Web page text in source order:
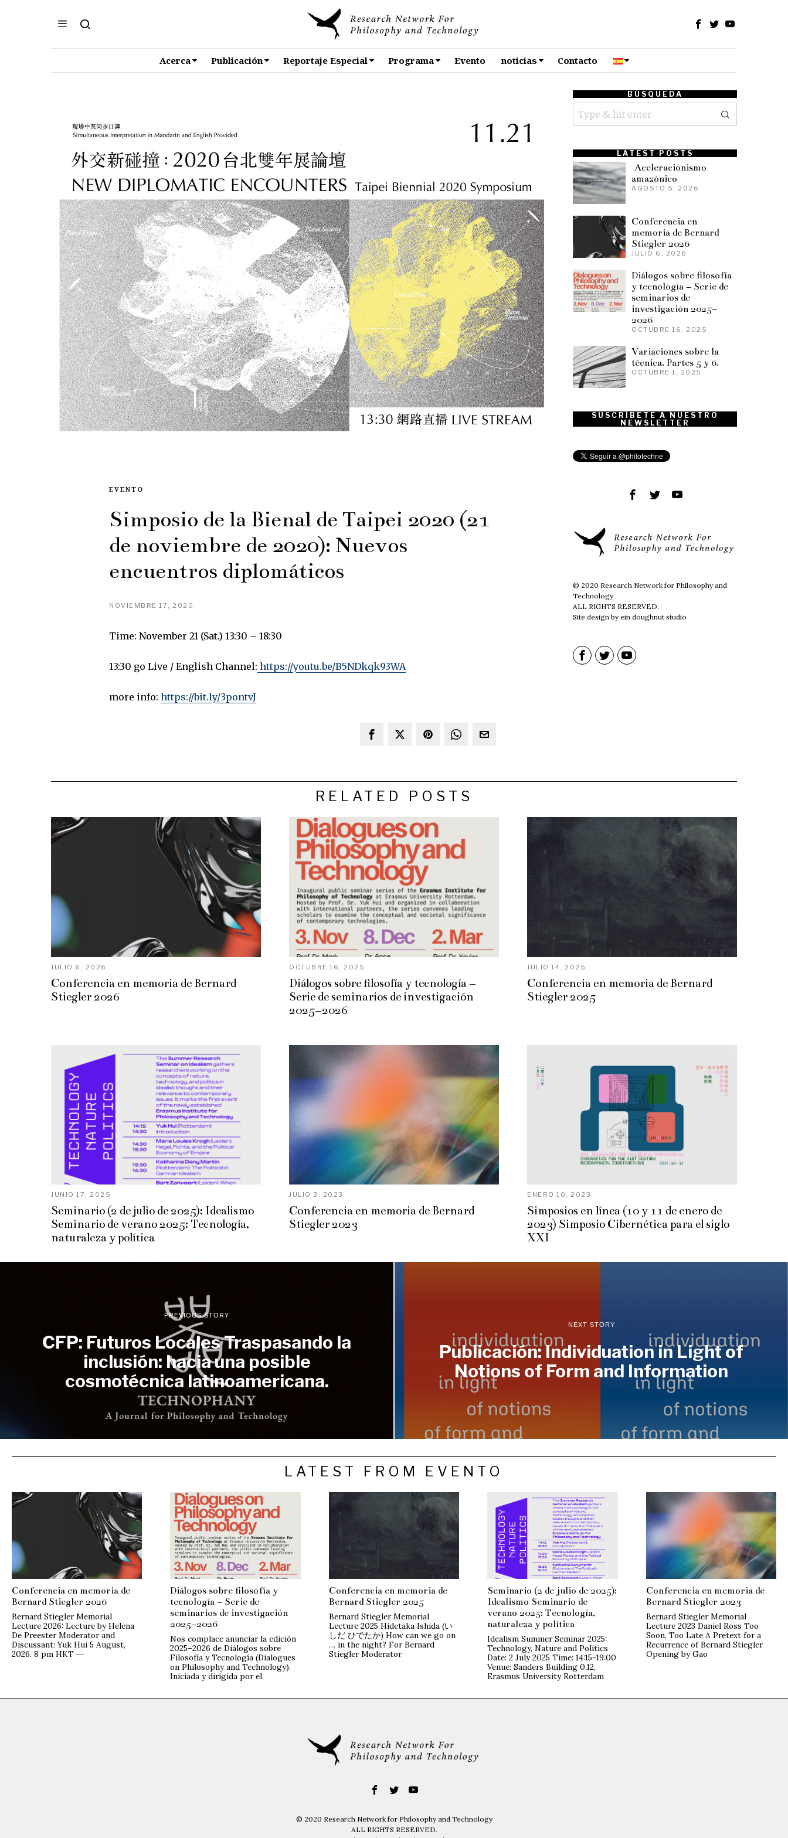
Acerca Publicación Reportaje Especial Programa Evento noticias Contacto
EVENTO
Simposio de la Bienal de Taipei 2020 (21
de noviembre de 2020): Nuevos
encuentros diplomáticos
NOVIEMBRE 17, 2020
Time: November 21 (Sat.) 13:30 – 18:30
13:30 go Live / English Channel: https://youtu.be/B5NDkqk93WA
more info: https://bit.ly/3pontvJ
BÚSQUEDA
LATEST POSTS
Aceleracionismo
amazónico
AGOSTO 5, 2026
Conferencia en
memoria de Bernard
Stiegler 2026
JULIO 6, 2026
Diálogos sobre filosofía
y tecnología – Serie de
seminarios de
investigación 2025–
2026
OCTUBRE 16, 2025
Variaciones sobre la
técnica. Partes 5 y 6.
OCTUBRE 1, 2025
SUSCRÍBETE A NUESTRO
NEWSLETTER
© 2020 Research Network for Philosophy and
Technology
ALL RIGHTS RESERVED.
Site design by ein doughnut studio
RELATED POSTS
JULIO 6, 2026
Conferencia en memoria de Bernard
Stiegler 2026
OCTUBRE 16, 2025
Diálogos sobre filosofía y tecnología –
Serie de seminarios de investigación
2025–2026
JULIO 14, 2025
Conferencia en memoria de Bernard
Stiegler 2025
JUNIO 17, 2025
Seminario (2 de julio de 2025): Idealismo
Seminario de verano 2025: Tecnología,
naturaleza y política
JULIO 3, 2023
Conferencia en memoria de Bernard
Stiegler 2023
ENERO 10, 2023
Simposios en línea (10 y 11 de enero de
2023) Simposio Cibernética para el siglo
XXI
PREVIOUS STORY
CFP: Futuros Locales Traspasando la
inclusión: hacia una posible
cosmotécnica latinoamericana.
NEXT STORY
Publicación: Individuation in Light of
Notions of Form and Information
LATEST FROM EVENTO
Conferencia en memoria de
Bernard Stiegler 2026
Bernard Stiegler Memorial
Lecture 2026: Lecture by Helena
De Preester Moderator and
Discussant: Yuk Hui 5 August,
2026. 8 pm HKT ―
Diálogos sobre filosofía y
tecnología – Serie de
seminarios de investigación
2025–2026
Nos complace anunciar la edición
2025–2026 de Diálogos sobre
Filosofía y Tecnología (Dialogues
on Philosophy and Technology).
Iniciada y dirigida por el
Conferencia en memoria de
Bernard Stiegler 2025
Bernard Stiegler Memorial
Lecture 2025 Hidetaka Ishida (い
しだ ひでたか) How can we go on
… in the night? For Bernard
Stiegler Moderator
Seminario (2 de julio de 2025):
Idealismo Seminario de
verano 2025: Tecnología,
naturaleza y política
Idealism Summer Seminar 2025:
Technology, Nature and Politics
Date: 2 July 2025 Time: 14:15-19:00
Venue: Sanders Building 0.12,
Erasmus University Rotterdam
Conferencia en memoria de
Bernard Stiegler 2023
Bernard Stiegler Memorial
Lecture 2023 Daniel Ross Too
Soon, Too Late A Pretext for a
Recurrence of Bernard Stiegler
Opening by Gao
© 2020 Research Network for Philosophy and Technology
ALL RIGHTS RESERVED.